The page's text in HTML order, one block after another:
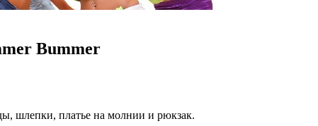
Bummer
шлепки, платье на молнии и рюкзак.